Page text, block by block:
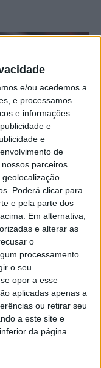
e/ou acedemos a
e processamos
e informações
e
e
de
parceiros
Poderá clicar para
e pela parte dos
Em alternativa,
e alterar as
o
processamento
o seu
opor a esse
aplicadas apenas a
ou retirar seu
a este site e
da página.
01h46, foi
do Continente
Richter e cujo
quilómetros a
disponibilizada
não